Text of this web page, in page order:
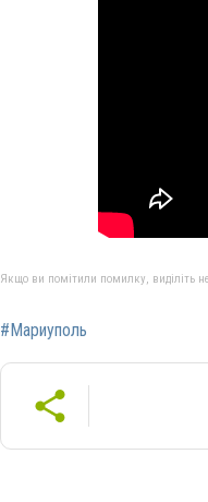
Якщо ви помітили помилку, виділіть
#Мариуполь